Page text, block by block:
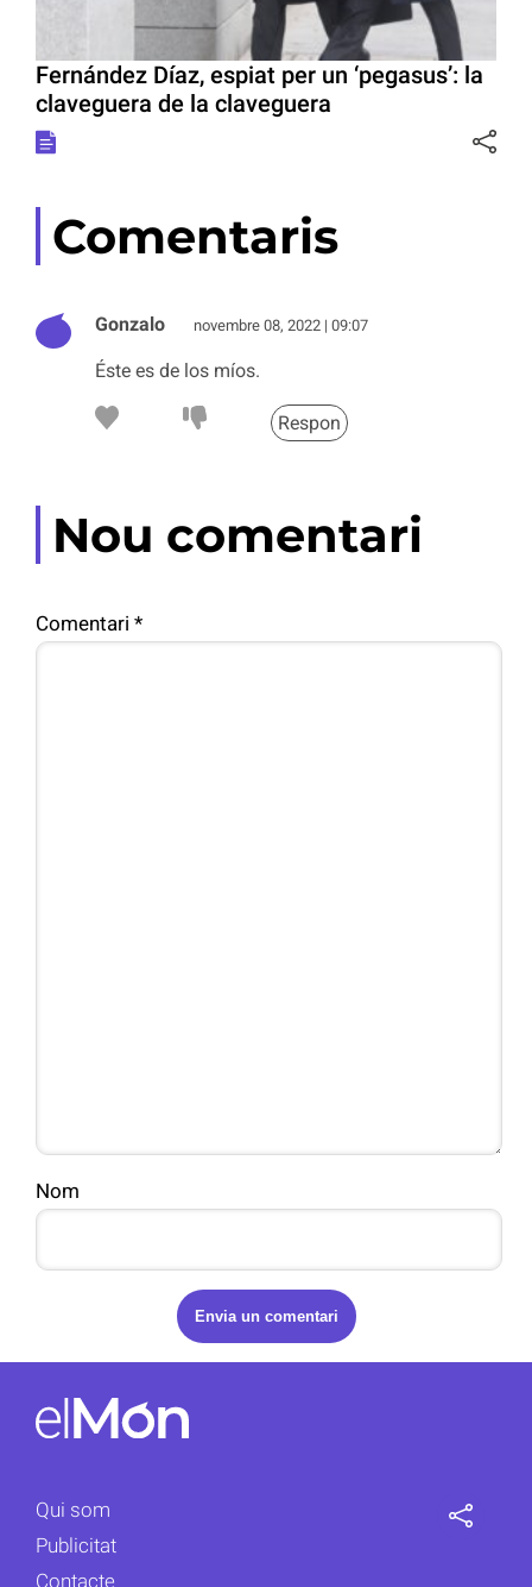
Fernández Díaz, espiat per un ‘pegasus’: la
claveguera de la claveguera
Comentaris
Gonzalo novembre 08, 2022 | 09:07
Éste es de los míos.
Respon
Nou comentari
Comentari *
Nom
Qui som
Publicitat
Contacte